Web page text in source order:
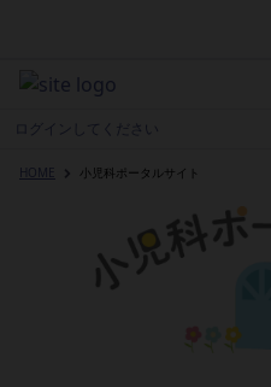
Home
WEB講演会 開催情報
ログインしてください
HOME 小児科ポータルサイト